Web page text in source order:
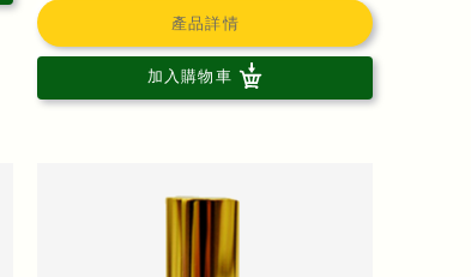
產品詳情
加入購物車